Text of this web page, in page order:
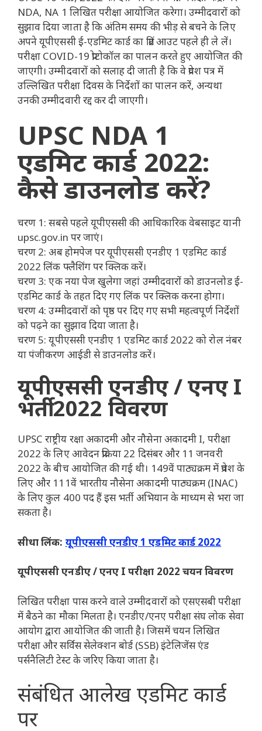
NDA, NA 1 लिखित परीक्षा आयोजित करेगा। उम्मीदवारों को
सुझाव दिया जाता है कि अंतिम समय की भीड़ से बचने के लिए
अपने यूपीएससी ई-एडमिट कार्ड का प्रिंट आउट पहले ही ले लें।
परीक्षा COVID-19 प्रोटोकॉल का पालन करते हुए आयोजित की
जाएगी। उम्मीदवारों को सलाह दी जाती है कि वे प्रवेश पत्र में
उल्लिखित परीक्षा दिवस के निर्देशों का पालन करें, अन्यथा
उनकी उम्मीदवारी रद्द कर दी जाएगी।
UPSC NDA 1
एडमिट कार्ड 2022:
कैसे डाउनलोड करें?
चरण 1: सबसे पहले यूपीएससी की आधिकारिक वेबसाइट यानी
upsc.gov.in पर जाएं।
चरण 2: अब होमपेज पर यूपीएससी एनडीए 1 एडमिट कार्ड
2022 लिंक फ्लैशिंग पर क्लिक करें।
चरण 3: एक नया पेज खुलेगा जहां उम्मीदवारों को डाउनलोड ई-
एडमिट कार्ड के तहत दिए गए लिंक पर क्लिक करना होगा।
चरण 4: उम्मीदवारों को पृष्ठ पर दिए गए सभी महत्वपूर्ण निर्देशों
को पढ़ने का सुझाव दिया जाता है।
चरण 5: यूपीएससी एनडीए 1 एडमिट कार्ड 2022 को रोल नंबर
या पंजीकरण आईडी से डाउनलोड करें।
यूपीएससी एनडीए / एनए I
भर्ती 2022 विवरण
UPSC राष्ट्रीय रक्षा अकादमी और नौसेना अकादमी I, परीक्षा
2022 के लिए आवेदन प्रक्रिया 22 दिसंबर और 11 जनवरी
2022 के बीच आयोजित की गई थी। 149वें पाठ्यक्रम में प्रवेश के
लिए और 111वें भारतीय नौसेना अकादमी पाठ्यक्रम (INAC)
के लिए कुल 400 पद हैं इस भर्ती अभियान के माध्यम से भरा जा
सकता है।
सीधा लिंक: यूपीएससी एनडीए 1 एडमिट कार्ड 2022
यूपीएससी एनडीए / एनए I परीक्षा 2022 चयन विवरण
लिखित परीक्षा पास करने वाले उम्मीदवारों को एसएसबी परीक्षा
में बैठने का मौका मिलता है। एनडीए/एनए परीक्षा संघ लोक सेवा
आयोग द्वारा आयोजित की जाती है। जिसमें चयन लिखित
परीक्षा और सर्विस सेलेक्शन बोर्ड (SSB) इंटेलिजेंस एंड
पर्सनैलिटी टेस्ट के जरिए किया जाता है।
संबंधित आलेख एडमिट कार्ड
पर